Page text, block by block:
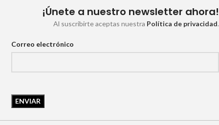
¡Únete a nuestro newsletter ahora!
Al suscribirte aceptas nuestra Política de privacidad.
Correo electrónico